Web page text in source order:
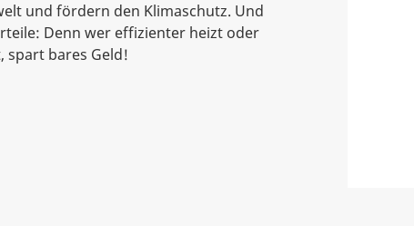
und fördern den Klimaschutz. Und
Denn wer effizienter heizt oder
spart bares Geld!